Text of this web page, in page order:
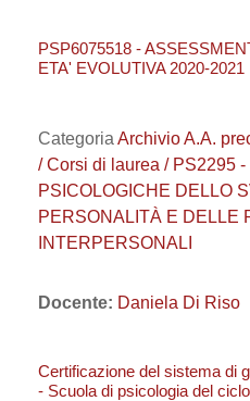
PSP6075518 -
ETA' EVOLUTIVA 2020-2021
Categoria Archivio A.A.
/ Corsi di laurea / PS2295
PSICOLOGICHE DELLO
PERSONALITÀ E DELLE
INTERPERSONALI
Docente: Daniela Di Riso
Certificazione del sistema di
- Scuola di psicologia del